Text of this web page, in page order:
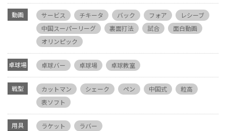
動画 サービス チキータ バック フォア
レシーブ
中国スーパーリーグ
裏面打法 試合
面白動画
オリンピック
卓球場 卓球バー 卓球場 卓球教室
戦型 カットマン シェーク ペン 中国式
粒高
表ソフト
用具 ラケット ラバー